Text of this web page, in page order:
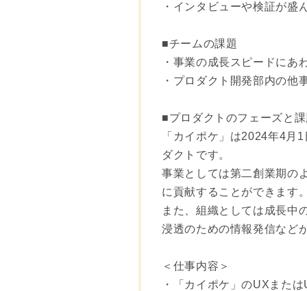
・インタビューや検証が
■チームの課題
・事業の成長スピードにあ
・プロダクト開発部内の他
■プロダクトのフェーズと
「カイポケ」は2024年4月
ダクトです。
事業としては第二創業期の
に貢献することができます
また、組織としては成長中
浸透のための情報発信など
＜仕事内容＞
・「カイポケ」のUXまた